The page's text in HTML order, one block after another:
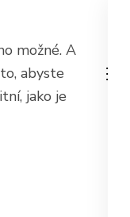
možné. A
abyste
jako je